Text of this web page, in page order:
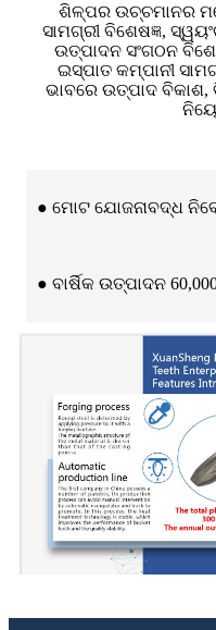
ଶିଳ୍ପର ଉଚ୍ଚମାନର
ସାମଗ୍ରୀ ବିଶେଷଜ୍ଞ,
ଉତ୍ପାଦନ ସଂଗଠନ
ଇସ୍ପାତ କମ୍ପାନୀ
ଭାବରେ ଉତ୍ପାଦ ବିକାଶ,
● ମୋଟ ଯୋଜନାବଦ୍ଧ
● ବାର୍ଷିକ ଉତ୍ପାଦନ